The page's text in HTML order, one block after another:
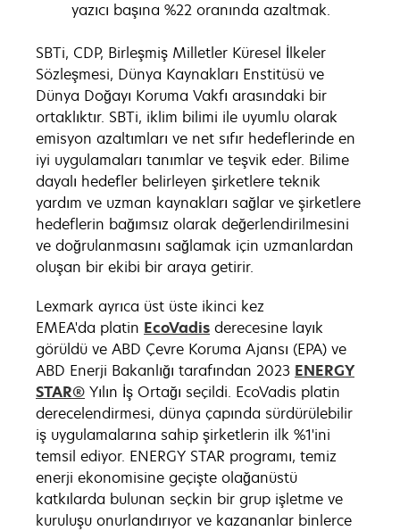
yazıcı başına %22 oranında azaltmak.
SBTi, CDP, Birleşmiş Milletler Küresel İlkeler
Sözleşmesi, Dünya Kaynakları Enstitüsü ve
Dünya Doğayı Koruma Vakfı arasındaki bir
ortaklıktır. SBTi, iklim bilimi ile uyumlu olarak
emisyon azaltımları ve net sıfır hedeflerinde en
iyi uygulamaları tanımlar ve teşvik eder. Bilime
dayalı hedefler belirleyen şirketlere teknik
yardım ve uzman kaynakları sağlar ve şirketlere
hedeflerin bağımsız olarak değerlendirilmesini
ve doğrulanmasını sağlamak için uzmanlardan
oluşan bir ekibi bir araya getirir.
Lexmark ayrıca üst üste ikinci kez
EMEA'da platin EcoVadis derecesine layık
görüldü ve ABD Çevre Koruma Ajansı (EPA) ve
ABD Enerji Bakanlığı tarafından 2023 ENERGY
STAR® Yılın İş Ortağı seçildi. EcoVadis platin
derecelendirmesi, dünya çapında sürdürülebilir
iş uygulamalarına sahip şirketlerin ilk %1'ini
temsil ediyor. ENERGY STAR programı, temiz
enerji ekonomisine geçişte olağanüstü
katkılarda bulunan seçkin bir grup işletme ve
kuruluşu onurlandırıyor ve kazananlar binlerce